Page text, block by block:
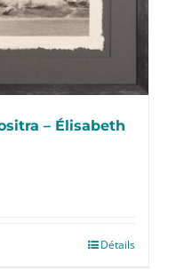
– Élisabeth
Détails